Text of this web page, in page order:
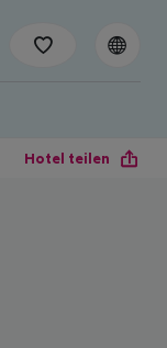
Hotel teilen